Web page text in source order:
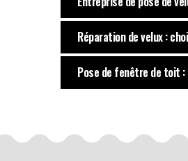
Réparation de velux :
Pose de fenêtre de toit